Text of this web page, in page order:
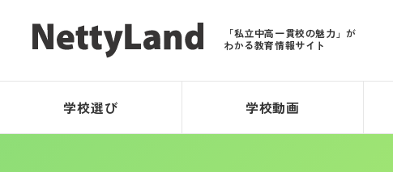
「私立中高一貫校の魅力」が
わかる教育情報サイト
学校選び 学校動画